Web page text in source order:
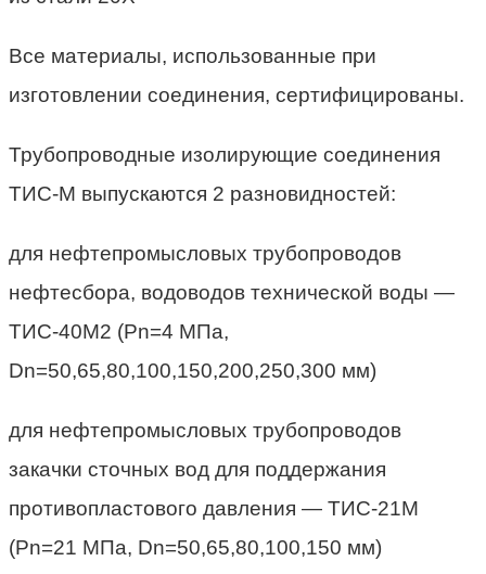
Все материалы, использованные при
изготовлении соединения, сертифицированы.
Трубопроводные изолирующие соединения
ТИС-М выпускаются 2 разновидностей:
для нефтепромысловых трубопроводов
нефтесбора, водоводов технической воды —
ТИС-40М2 (Pn=4 МПа,
Dn=50,65,80,100,150,200,250,300 мм)
для нефтепромысловых трубопроводов
закачки сточных вод для поддержания
противопластового давления — ТИС-21М
(Pn=21 МПа, Dn=50,65,80,100,150 мм)